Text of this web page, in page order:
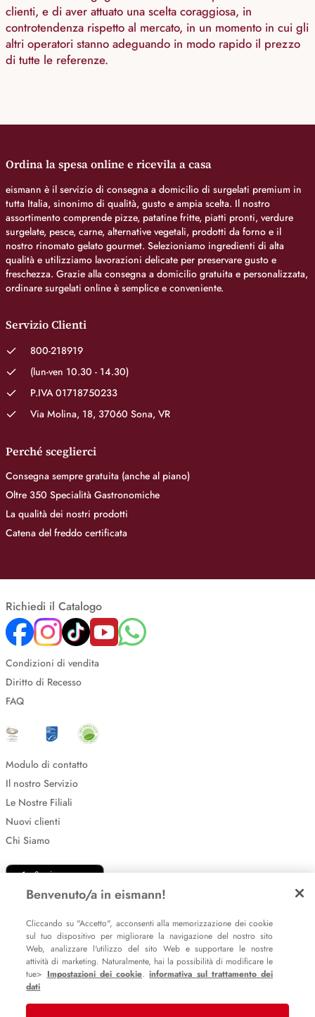
clienti, e di aver attuato una scelta coraggiosa, in
controtendenza rispetto al mercato, in un momento in cui gli
altri operatori stanno adeguando in modo rapido il prezzo
di tutte le referenze.
Ordina la spesa online e ricevila a casa
eismann è il servizio di consegna a domicilio di surgelati premium in
tutta Italia, sinonimo di qualità, gusto e ampia scelta. Il nostro
assortimento comprende pizze, patatine fritte, piatti pronti, verdure
surgelate, pesce, carne, alternative vegetali, prodotti da forno e il
nostro rinomato gelato gourmet. Selezioniamo ingredienti di alta
qualità e utilizziamo lavorazioni delicate per preservare gusto e
freschezza. Grazie alla consegna a domicilio gratuita e personalizzata,
ordinare surgelati online è semplice e conveniente.
Servizio Clienti
800-218919
(lun-ven 10.30 - 14.30)
P.IVA 01718750233
Via Molina, 18, 37060 Sona, VR
Perché sceglierci
Consegna sempre gratuita (anche al piano)
Oltre 350 Specialità Gastronomiche
La qualità dei nostri prodotti
Catena del freddo certificata
Richiedi il Catalogo
Condizioni di vendita
Diritto di Recesso
FAQ
Modulo di contatto
Il nostro Servizio
Le Nostre Filiali
Nuovi clienti
Chi Siamo
Impostazione dei cookie
Informative sulla privacy
Benvenuto/a in eismann!
Cliccando su "Accetto", acconsenti alla memorizzazione dei cookie
sul tuo dispositivo per migliorare la navigazione del nostro sito
Web, analizzare l'utilizzo del sito Web e supportare le nostre
attività di marketing. Naturalmente, hai la possibilità di modificare le
tue> Impostazioni dei cookie.informativa sul trattamento dei
dati